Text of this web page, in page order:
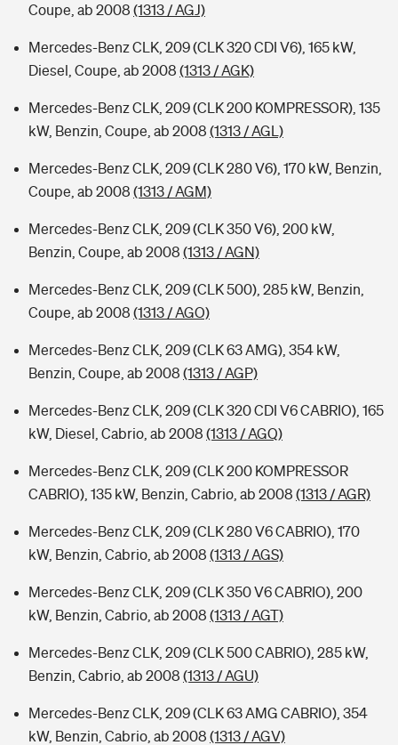
Coupe, ab 2008 (1313 / AGJ)
Mercedes-Benz CLK, 209 (CLK 320 CDI V6), 165 kW,
Diesel, Coupe, ab 2008 (1313 / AGK)
Mercedes-Benz CLK, 209 (CLK 200 KOMPRESSOR), 135
kW, Benzin, Coupe, ab 2008 (1313 / AGL)
Mercedes-Benz CLK, 209 (CLK 280 V6), 170 kW, Benzin,
Coupe, ab 2008 (1313 / AGM)
Mercedes-Benz CLK, 209 (CLK 350 V6), 200 kW,
Benzin, Coupe, ab 2008 (1313 / AGN)
Mercedes-Benz CLK, 209 (CLK 500), 285 kW, Benzin,
Coupe, ab 2008 (1313 / AGO)
Mercedes-Benz CLK, 209 (CLK 63 AMG), 354 kW,
Benzin, Coupe, ab 2008 (1313 / AGP)
Mercedes-Benz CLK, 209 (CLK 320 CDI V6 CABRIO), 165
kW, Diesel, Cabrio, ab 2008 (1313 / AGQ)
Mercedes-Benz CLK, 209 (CLK 200 KOMPRESSOR
CABRIO), 135 kW, Benzin, Cabrio, ab 2008 (1313 / AGR)
Mercedes-Benz CLK, 209 (CLK 280 V6 CABRIO), 170
kW, Benzin, Cabrio, ab 2008 (1313 / AGS)
Mercedes-Benz CLK, 209 (CLK 350 V6 CABRIO), 200
kW, Benzin, Cabrio, ab 2008 (1313 / AGT)
Mercedes-Benz CLK, 209 (CLK 500 CABRIO), 285 kW,
Benzin, Cabrio, ab 2008 (1313 / AGU)
Mercedes-Benz CLK, 209 (CLK 63 AMG CABRIO), 354
kW, Benzin, Cabrio, ab 2008 (1313 / AGV)